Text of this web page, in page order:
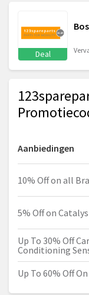
Deal
Aanbiedingen
10% Off on all
5% Off on
Up To 30% Off
Conditioning
Up To 60% Off